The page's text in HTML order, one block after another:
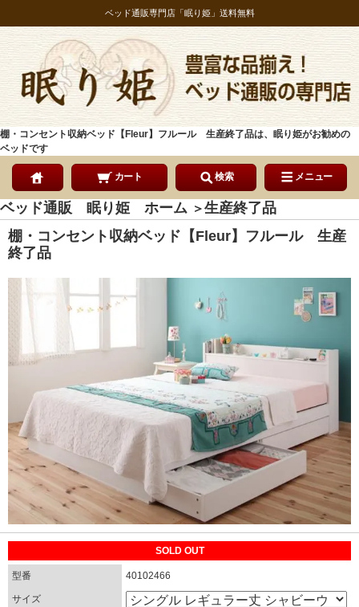
ベッド通販専門店「眠り姫」送料無料
棚・コンセント収納ベッド【Fleur】フルール 生産終了品は、眠り姫がお勧めの
ベッドです
カート 検索 メニュー
ベッド通販 眠り姫 ホーム ＞生産終了品
棚・コンセント収納ベッド【Fleur】フルール 生産
終了品
SOLD OUT
型番 40102466
サイズ